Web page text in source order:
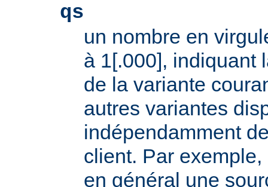
qs
un nombre en
à 1[.000], indiquant
de la variante
autres variantes
indépendamment
client. Par
en général une